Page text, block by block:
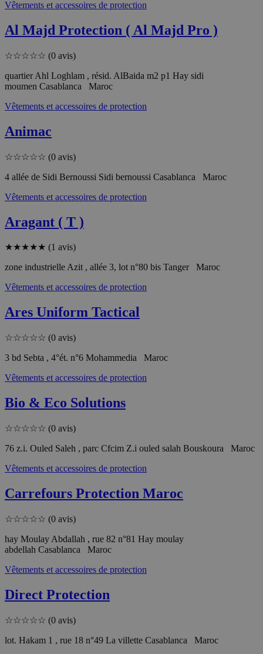
Vêtements et accessoires de protection
Al Majd Protection ( Al Majd Pro )
☆☆☆☆☆ (0 avis)
quartier Ahl Loghlam , résid. AlBaida m2 p1 Hay sidi
moumen Casablanca Maroc
Vêtements et accessoires de protection
Animac
☆☆☆☆☆ (0 avis)
4 allée de Sidi Bernoussi Sidi bernoussi Casablanca Maroc
Vêtements et accessoires de protection
Aragant ( T )
★★★★★ (1 avis)
zone industrielle Azit , allée 3, lot n°80 bis Tanger Maroc
Vêtements et accessoires de protection
Ares Uniform Tactical
☆☆☆☆☆ (0 avis)
3 bd Sebta , 4°ét. n°6 Mohammedia Maroc
Vêtements et accessoires de protection
Bio & Eco Solutions
☆☆☆☆☆ (0 avis)
76 z.i. Ouled Saleh , parc Cfcim Z.i ouled salah Bouskoura Maroc
Vêtements et accessoires de protection
Carrefours Protection Maroc
☆☆☆☆☆ (0 avis)
hay Moulay Abdallah , rue 82 n°81 Hay moulay
abdellah Casablanca Maroc
Vêtements et accessoires de protection
Direct Protection
☆☆☆☆☆ (0 avis)
lot. Hakam 1 , rue 18 n°49 La villette Casablanca Maroc